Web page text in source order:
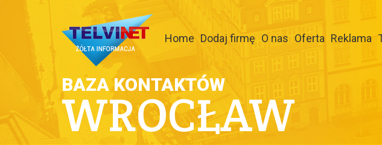
Home Dodaj firmę O nas Oferta Reklama
BAZA KONTAKTÓW
WROCŁAW